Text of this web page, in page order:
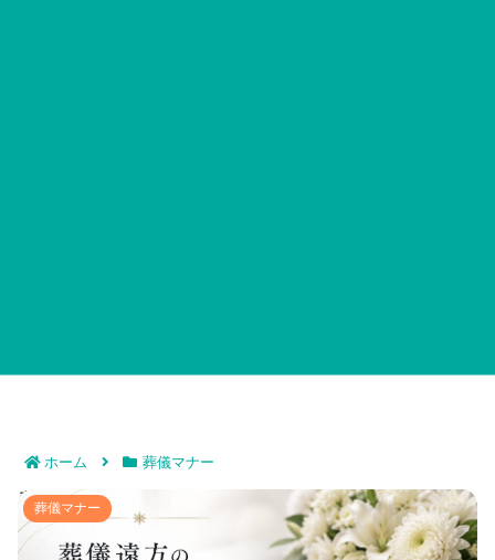
ホーム 葬儀マナー
葬儀遠方の参列者へのお礼方法｜感動を伝える具体策と
マナーガイド
葬儀マナー